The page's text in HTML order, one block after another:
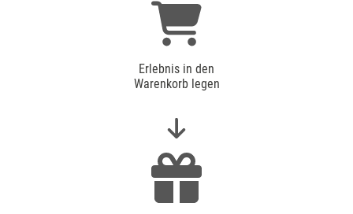
Erlebnis in den
Warenkorb legen